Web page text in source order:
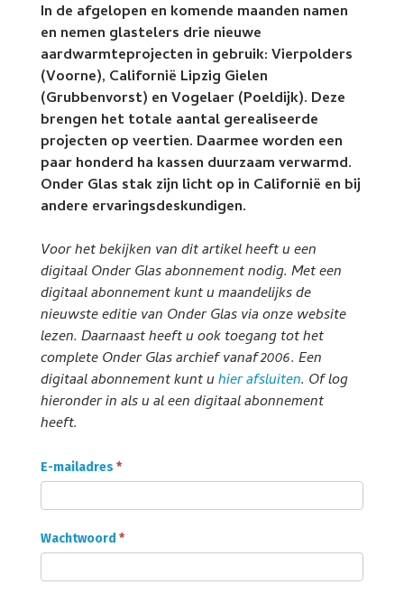
In de afgelopen en komende maanden namen
en nemen glastelers drie nieuwe
aardwarmteprojecten in gebruik: Vierpolders
(Voorne), Californië Lipzig Gielen
(Grubbenvorst) en Vogelaer (Poeldijk). Deze
brengen het totale aantal gerealiseerde
projecten op veertien. Daarmee worden een
paar honderd ha kassen duurzaam verwarmd.
Onder Glas stak zijn licht op in Californië en bij
andere ervaringsdeskundigen.
Voor het bekijken van dit artikel heeft u een
digitaal Onder Glas abonnement nodig. Met een
digitaal abonnement kunt u maandelijks de
nieuwste editie van Onder Glas via onze website
lezen. Daarnaast heeft u ook toegang tot het
complete Onder Glas archief vanaf 2006. Een
digitaal abonnement kunt uhier afsluiten. Of log
hieronder in als u al een digitaal abonnement
heeft.
Onder
Glas
Abonnee
login
E-mailadres *
Wachtwoord *